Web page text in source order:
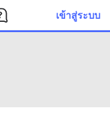
เข้าสู่ระบบ